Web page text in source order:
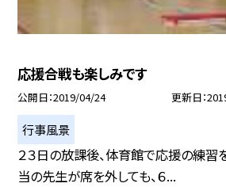
応援合戦も楽しみです
公開日 2019/04/24 更新日
行事風景
２３日の放課後、体育館で応援の練習
当の先生が席を外しても、６...